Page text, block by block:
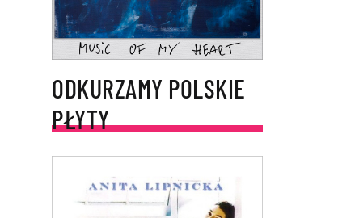
ODKURZAMY POLSKIE
PŁYTY